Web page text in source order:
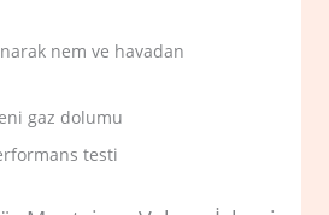
nem ve havadan
gaz dolumu
testi